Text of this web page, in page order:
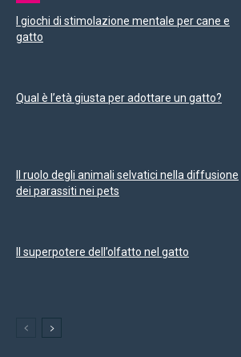
I giochi di stimolazione mentale per cane e
gatto
Qual è l’età giusta per adottare un gatto?
Il ruolo degli animali selvatici nella diffusione
dei parassiti nei pets
Il superpotere dell’olfatto nel gatto